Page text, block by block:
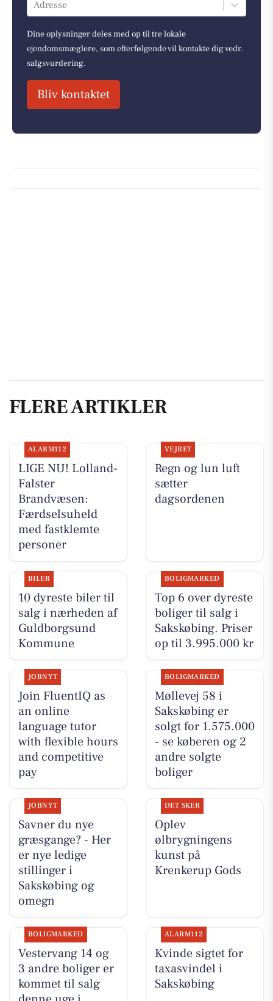
Adresse
Dine oplysninger deles med op til tre lokale
ejendomsmæglere, som efterfølgende vil kontakte dig vedr.
salgsvurdering.
Bliv kontaktet
FLERE ARTIKLER
ALARM112
LIGE NU! Lolland-
Falster
Brandvæsen:
Færdselsuheld
med fastklemte
personer
VEJRET
Regn og lun luft
sætter
dagsordenen
BILER
10 dyreste biler til
salg i nærheden af
Guldborgsund
Kommune
BOLIGMARKED
Top 6 over dyreste
boliger til salg i
Sakskøbing. Priser
op til 3.995.000 kr
JOBNYT
Join FluentIQ as
an online
language tutor
with flexible hours
and competitive
pay
BOLIGMARKED
Møllevej 58 i
Sakskøbing er
solgt for 1.575.000
- se køberen og 2
andre solgte
boliger
JOBNYT
Savner du nye
græsgange? - Her
er nye ledige
stillinger i
Sakskøbing og
omegn
DET SKER
Oplev
ølbrygningens
kunst på
Krenkerup Gods
BOLIGMARKED
Vestervang 14 og
3 andre boliger er
kommet til salg
ALARM112
Kvinde sigtet for
taxasvindel i
Sakskøbing